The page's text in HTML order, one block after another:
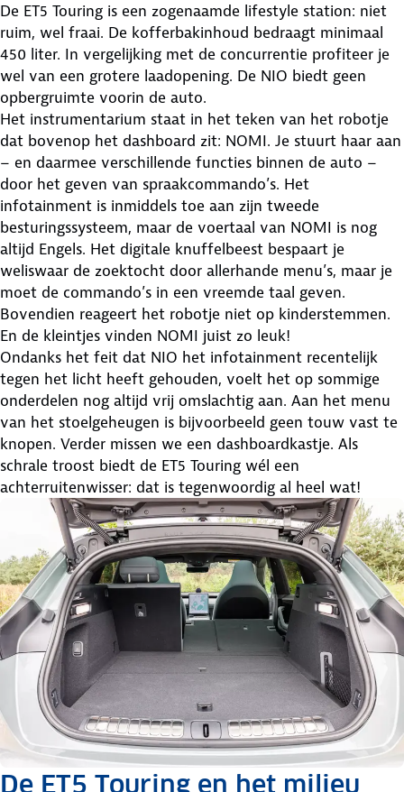
De ET5 Touring is een zogenaamde lifestyle station: niet
ruim, wel fraai. De kofferbakinhoud bedraagt minimaal
450 liter. In vergelijking met de concurrentie profiteer je
wel van een grotere laadopening. De NIO biedt geen
opbergruimte voorin de auto.
Het instrumentarium staat in het teken van het robotje
dat bovenop het dashboard zit: NOMI. Je stuurt haar aan
– en daarmee verschillende functies binnen de auto –
door het geven van spraakcommando’s. Het
infotainment is inmiddels toe aan zijn tweede
besturingssysteem, maar de voertaal van NOMI is nog
altijd Engels. Het digitale knuffelbeest bespaart je
weliswaar de zoektocht door allerhande menu’s, maar je
moet de commando’s in een vreemde taal geven.
Bovendien reageert het robotje niet op kinderstemmen.
En de kleintjes vinden NOMI juist zo leuk!
Ondanks het feit dat NIO het infotainment recentelijk
tegen het licht heeft gehouden, voelt het op sommige
onderdelen nog altijd vrij omslachtig aan. Aan het menu
van het stoelgeheugen is bijvoorbeeld geen touw vast te
knopen. Verder missen we een dashboardkastje. Als
schrale troost biedt de ET5 Touring wél een
achterruitenwisser: dat is tegenwoordig al heel wat!
De ET5 Touring en het milieu